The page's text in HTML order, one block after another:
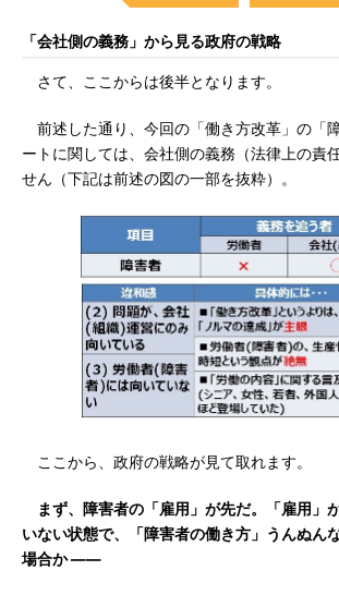
「会社側の義務」から見る政府の戦略
さて、ここからは後半となります。
前述した通り、今回の「働き方改革」の「
ートに関しては、会社側の義務（法律上の責
せん（下記は前述の図の一部を抜粋）。
ここから、政府の戦略が見て取れます。
まず、障害者の「雇用」が先だ。「雇用」
いない状態で、「障害者の働き方」うんぬん
場合か ――